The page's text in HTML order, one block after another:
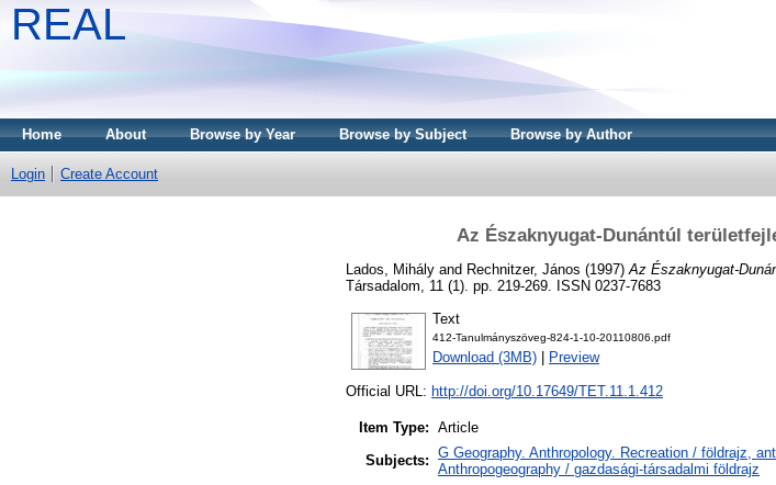
REAL
Home About Browse by Year Browse by Subject Browse by Author
Login Create Account
Az Északnyugat-Dunántúl
Lados, Mihály and Rechnitzer, János (1997) Az Északnyugat-
Társadalom, 11 (1). pp. 219-269. ISSN 0237-7683
Text
412-Tanulmányszöveg-824-1-10-20110806.pdf
Download (3MB) Preview
Official URL: http://doi.org/10.17649/TET.11.1.412
Item Type: Article
Subjects: G Geography. Anthropology. Recreation / földrajz,
Anthropogeography / gazdasági-társadalmi földrajz